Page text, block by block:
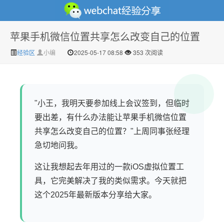
微信经验技巧分享网 - 2人共享实时位置怎么修改自己的
苹果手机微信位置共享怎么改变自己的位置
经验区 小编 2025-05-17 08:58 353 次阅读
"小王，我明天要参加线上会议签到，但临时
要出差，有什么办法能让苹果手机微信位置
共享怎么改变自己的位置？"上周同事张经理
急切地问我。
这让我想起去年用过的一款iOS虚拟位置工
具，它完美解决了我的类似需求。今天就把
这个2025年最新版本分享给大家。